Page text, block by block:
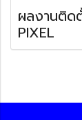
ผลงานติด
PIXEL